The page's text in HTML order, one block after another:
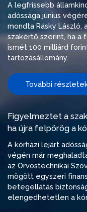
A legfrissebb
adóssága június
mondta Rásky László,
szakértő szerint, ha a
ismét 100 milliárd
tartozásállomány.
További
Figyelmeztet a
ha újra felpörög a
A kórházi lejárt
végén már
az Orvostechnikai
mögött egyszeri
betegellátás
elengedhetetlen a